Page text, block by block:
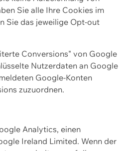
Sie alle Ihre Cookies im
Sie das jeweilige Opt-out
Conversions" von Google
Nutzerdaten an Google
Google-Konten
zuzuordnen.
Analytics, einen
Ireland Limited. Wenn der